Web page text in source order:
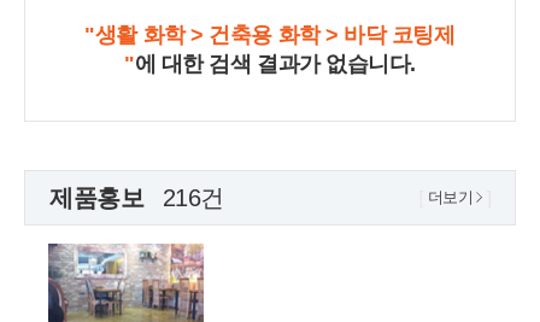
"생활 화학 > 건축용 화학 > 바닥 코팅제
"에 대한 검색 결과가 없습니다.
제품홍보 216건 더보기